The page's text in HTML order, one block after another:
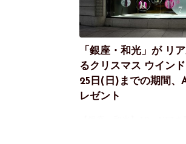
「銀座・和光」が リ
るクリスマス ウイン
25日(日)までの期間、
レゼント
験するクリスマス ウイン